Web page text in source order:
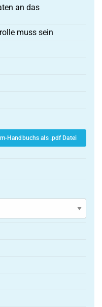
an das
muss sein
Handbuchs als .pdf Datei